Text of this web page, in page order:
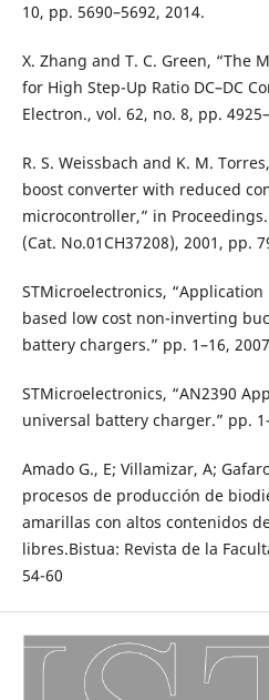
10, pp. 5690–5692, 2014.
X. Zhang and T. C. Green, “The
for High Step-Up Ratio DC–DC
Electron., vol. 62, no. 8, pp.
R. S. Weissbach and K. M.
boost converter with reduced
microcontroller,” in Proceedings.
(Cat. No.01CH37208), 2001, pp.
STMicroelectronics, “Application
based low cost non-inverting
battery chargers.” pp. 1–16,
STMicroelectronics, “AN2390
universal battery charger.” pp.
Amado G., E; Villamizar, A;
procesos de producción de
amarillas con altos contenidos
libres.Bistua: Revista de la
54-60